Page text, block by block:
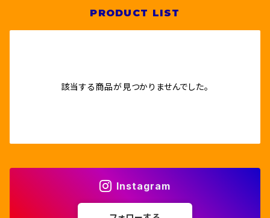
PRODUCT LIST
該当する商品が見つかりませんでした。
Instagram